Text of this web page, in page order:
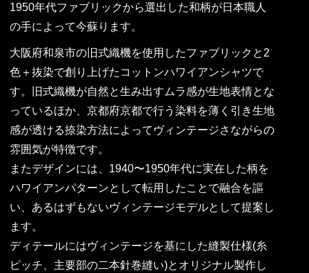
1950年代ファブリックから選出した和柄が日本職人
の手によって今蘇ります。
大阪府和泉市の旧式織機を使用したファブリックと2
色＋抜染で創り上げたコットンハワイアンシャツで
す。旧式織機が自然と生み出すムラ感が生地表情とな
っているほか、京都府京都で行う染料を薄く引き生地
感が透ける捺染方法によってヴィンテージさながらの
雰囲気が特徴です。
またデザインには、1940〜1950年代に実在した柄を
ハワイアンパターンとして転用したことで融合を謳
い、あるはずもないヴィンテージモデルとして提案し
ます。
ディテールにはヴィンテージを基にした縫製仕様(糸
ピッチ、主要部の二本針巻縫い)とオリジナル製作し